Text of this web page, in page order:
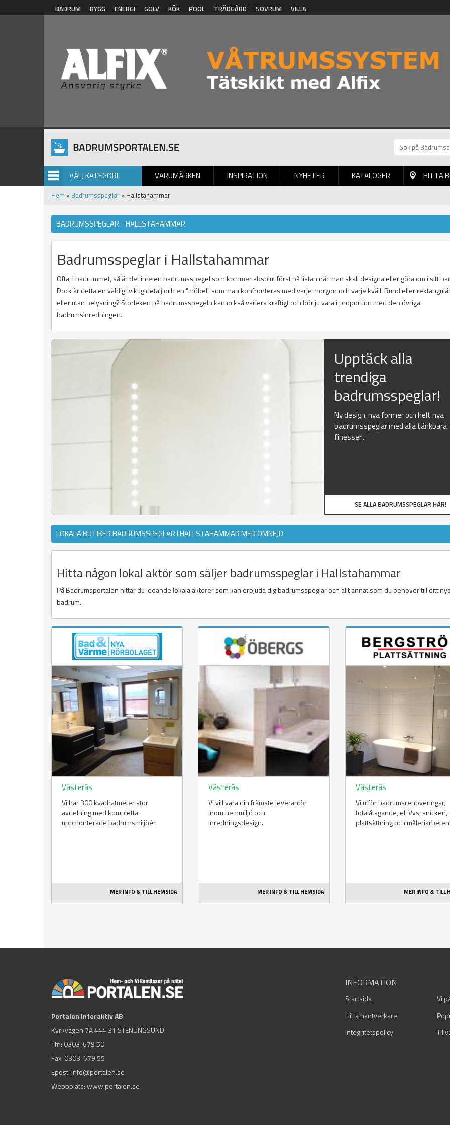
Hoppa till huvudinnehåll
BADRUM BYGG ENERGI GOLV KÖK POOL TRÄDGÅRD SOVRUM VILLA
VÄLJ KATEGORI VARUMÄRKEN INSPIRATION NYHETER
BILDGALLERI KATALOGER HITTA
Hem » Badrumsspeglar » Hallstahammar
BADRUMSSPEGLAR - HALLSTAHAMMAR
Badrumsspeglar i Hallstahammar
Ofta, i badrummet, så är det inte en badrumsspegel som kommer absolut först på listan när man skall designa eller göra om i sitt
Dock är detta en väldigt viktig detalj och en "möbel" som man konfronteras med varje morgon och varje kväll. Rund eller
eller utan belysning? Storleken på badrumsspegeln kan också variera kraftigt och bör ju vara i proportion med den övriga
badrumsinredningen.
Upptäck alla
trendiga
badrumsspeglar!
Ny design, nya former och helt nya
badrumsspeglar med alla tänkbara
finesser...
SE ALLA BADRUMSSPEGLAR HÄR!
LOKALA BUTIKER BADRUMSSPEGLAR I HALLSTAHAMMAR MED OMNEJD
Hitta någon lokal aktör som säljer badrumsspeglar i Hallstahammar
På Badrumsportalen hittar du ledande lokala aktörer som kan erbjuda dig badrumsspeglar och allt annat som du behöver till ditt
badrum.
Västerås
Vi har 300 kvadratmeter stor
avdelning med kompletta
uppmonterade badrumsmiljöér.
MER INFO & TILL HEMSIDA
Västerås
Vi vill vara din främste leverantör
inom hemmiljö och
inredningsdesign.
MER INFO & TILL HEMSIDA
Västerås
Vi utför badrumsrenoveringar,
totalåtagande, el, Vvs, snickeri,
plattsättning och
MER INFO & TILL
Portalen Interaktiv AB
Kyrkvägen 7A 444 31 STENUNGSUND
Tfn: 0303-679 50
Fax: 0303-679 55
Epost: info@portalen.se
Webbplats: www.portalen.se
INFORMATION
Startsida
Vi
Hitta hantverkare
Integritetspolicy